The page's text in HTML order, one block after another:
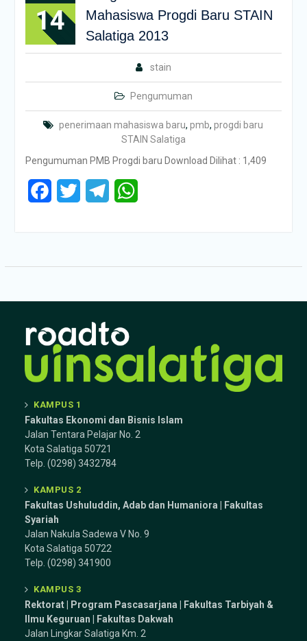
14
Mahasiswa Progdi Baru STAIN
Salatiga 2013
stain
Pengumuman
penerimaan mahasiswa baru,pmb,progdi baru
STAIN Salatiga
Pengumuman PMB Progdi baru Download Dilihat : 1,409
Facebook
Twitter Telegram
KAMPUS 1
Fakultas Ekonomi dan Bisnis Islam
Jalan Tentara Pelajar No. 2
Kota Salatiga 50721
Telp. (0298) 3432784
KAMPUS 2
Fakultas Ushuluddin, Adab dan Humaniora | Fakultas
Syariah
Jalan Nakula Sadewa V No. 9
Kota Salatiga 50722
Telp. (0298) 341900
KAMPUS 3
Rektorat | Program Pascasarjana | Fakultas Tarbiyah &
Ilmu Keguruan |
Fakultas Dakwah
Jalan Lingkar Salatiga Km. 2